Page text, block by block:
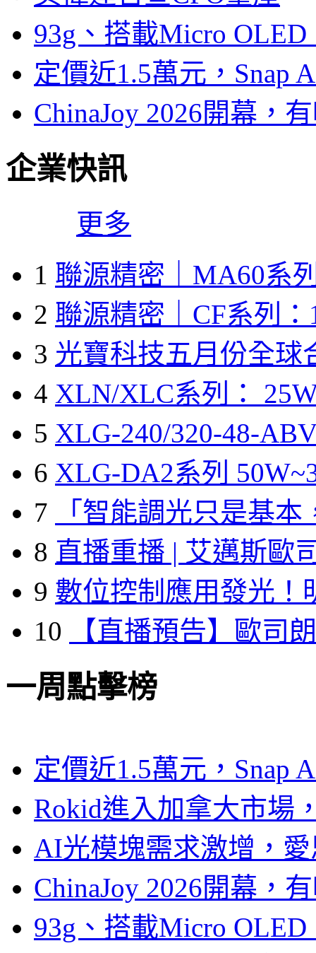
93g、搭載Micro
定價近1.5萬元，Snap
ChinaJoy 2026開幕，
企業快訊
更多
1 聯源精密｜MA60系
2 聯源精密｜CF系列：
3 光寶科技五月份全球
4 XLN/XLC系列：
5 XLG-240/320-48-
6 XLG-DA2系列
7
「智能調光只是基本
8 直播重播 | 艾邁斯歐
9 數位控制應用發光！
10
【直播預告】歐司
一周點擊榜
定價近1.5萬元，Snap
Rokid進入加拿大市場
AI光模塊需求激增，
ChinaJoy 2026開幕，
93g、搭載Micro